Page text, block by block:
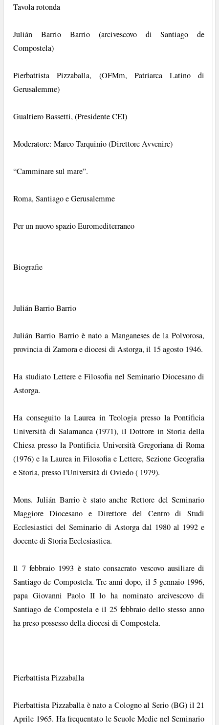
Tavola rotonda
Julián Barrio Barrio (arcivescovo di Santiago de
Compostela)
Pierbattista Pizzaballa, (OFMm, Patriarca Latino di
Gerusalemme)
Gualtiero Bassetti, (Presidente CEI)
Moderatore: Marco Tarquinio (Direttore Avvenire)
“Camminare sul mare”.
Roma, Santiago e Gerusalemme
Per un nuovo spazio Euromediterraneo
Biografie
Julián Barrio Barrio
Julián Barrio Barrio è nato a Manganeses de la Polvorosa,
provincia di Zamora e diocesi di Astorga, il 15 agosto 1946.
Ha studiato Lettere e Filosofia nel Seminario Diocesano di
Astorga.
Ha conseguito la Laurea in Teologia presso la Pontificia
Università di Salamanca (1971), il Dottore in Storia della
Chiesa presso la Pontificia Università Gregoriana di Roma
(1976) e la Laurea in Filosofia e Lettere, Sezione Geografia
e Storia, presso l'Università di Oviedo ( 1979).
Mons. Julián Barrio è stato anche Rettore del Seminario
Maggiore Diocesano e Direttore del Centro di Studi
Ecclesiastici del Seminario di Astorga dal 1980 al 1992 e
docente di Storia Ecclesiastica.
Il 7 febbraio 1993 è stato consacrato vescovo ausiliare di
Santiago de Compostela. Tre anni dopo, il 5 gennaio 1996,
papa Giovanni Paolo II lo ha nominato arcivescovo di
Santiago de Compostela e il 25 febbraio dello stesso anno
ha preso possesso della diocesi di Compostela.
Pierbattista Pizzaballa
Pierbattista Pizzaballa è nato a Cologno al Serio (BG) il 21
Aprile 1965. Ha frequentato le Scuole Medie nel Seminario